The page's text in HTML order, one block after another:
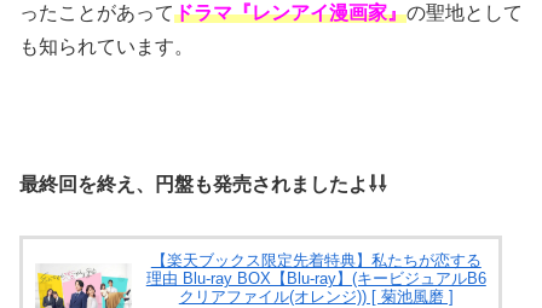
ったことがあってドラマ『レンアイ漫画家』の聖地として
も知られています。
最終回を終え、円盤も発売されましたよ⇩⇩
【楽天ブックス限定先着特典】私たちが恋する
理由 Blu-ray BOX【Blu-ray】(キービジュアルB6
クリアファイル(オレンジ)) [ 菊池風磨 ]